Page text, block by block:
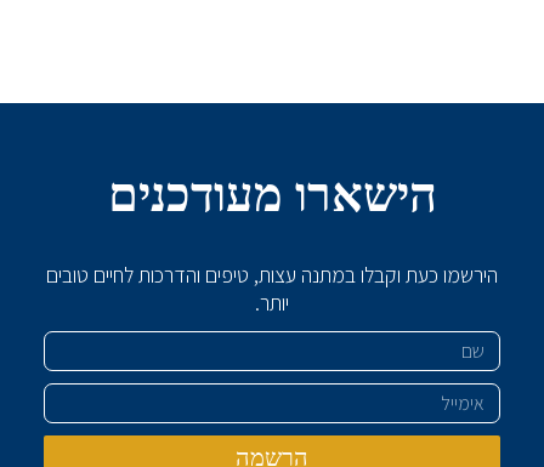
הישארו מעודכנים
הירשמו כעת וקבלו במתנה עצות, טיפים והדרכות לחיים טובים
יותר.
שם
אימייל
הרשמה